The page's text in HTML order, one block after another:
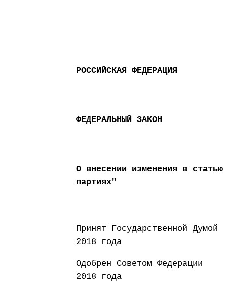
РОССИЙСКАЯ ФЕДЕРАЦИЯ
ФЕДЕРАЛЬНЫЙ ЗАКОН
О внесении изменения в
партиях"
Принят
2018 года
Одобрен
2018 года